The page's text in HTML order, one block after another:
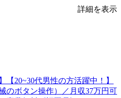
詳細を表示